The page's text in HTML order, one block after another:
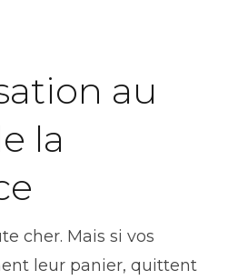
au
la
cher. Mais si vos
leur panier, quittent